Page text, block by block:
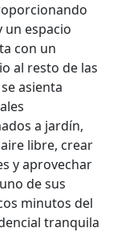
un espacio
con un
al resto de las
asienta
a jardín,
libre, crear
y aprovechar
de sus
minutos del
tranquila